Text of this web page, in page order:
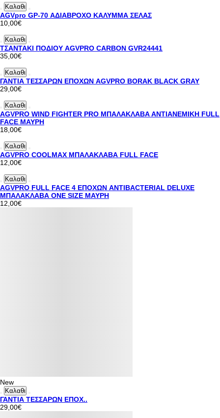
Καλαθι
AGVpro GP-70 ΑΔΙΑΒΡΟΧΟ ΚΑΛΥΜΜΑ ΣΕΛΑΣ
10,00€
Καλαθι
ΤΣΑΝΤΑΚΙ ΠΟΔΙΟΥ AGVPRO CARBON GVR24441
35,00€
Καλαθι
ΓΑΝΤΙΑ ΤΕΣΣΑΡΩΝ ΕΠΟΧΩΝ AGVPRO BORAK BLACK GRAY
29,00€
Καλαθι
AGVPRO WIND FIGHTER PRO ΜΠΑΛΑΚΛΑΒΑ ΑΝΤΙΑΝΕΜΙΚΗ FULL
FACE ΜΑΥΡΗ
18,00€
Καλαθι
AGVPRO COOLMAX ΜΠΑΛΑΚΛΑΒΑ FULL FACE
12,00€
Καλαθι
AGVPRO FULL FACE 4 ΕΠΟΧΩΝ ANTIBACTERIAL DELUXE
ΜΠΑΛΑΚΛΑΒΑ ONE SIZE ΜΑΥΡΗ
12,00€
New
Καλαθι
ΓΑΝΤΙΑ ΤΕΣΣΑΡΩΝ ΕΠΟΧ..
29,00€